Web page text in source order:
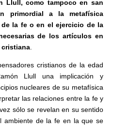
Llull, como tampoco en san
primordial a la metafísica
la fe o en el ejercicio de la
de los artículos en
cristiana
cristianos de la edad
Llull una implicación y
nucleares de su metafísica
las relaciones entre la fe y
sólo se revelan en su sentido
ambiente de la fe en la que se